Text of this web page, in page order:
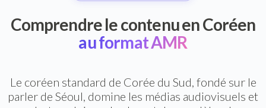
Comprendre le contenu en Coréen
au format AMR
Le coréen standard de Corée du Sud, fondé sur le
parler de Séoul, domine les médias audiovisuels et